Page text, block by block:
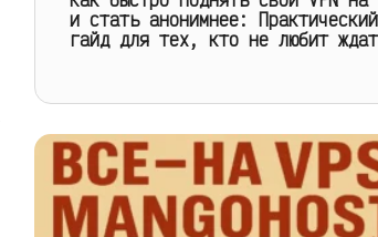
и стать анонимнее: Практический
гайд для тех, кто не любит